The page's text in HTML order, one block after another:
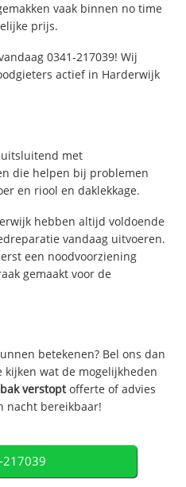
vaak binnen no time
prijs.
0341-217039! Wij
actief in Harderwijk
met
die helpen bij problemen
en riool en daklekkage.
hebben altijd voldoende
vandaag uitvoeren.
een noodvoorziening
gemaakt voor de
betekenen? Bel ons dan
kijken wat de mogelijkheden
verstoptofferte of advies
nacht bereikbaar!